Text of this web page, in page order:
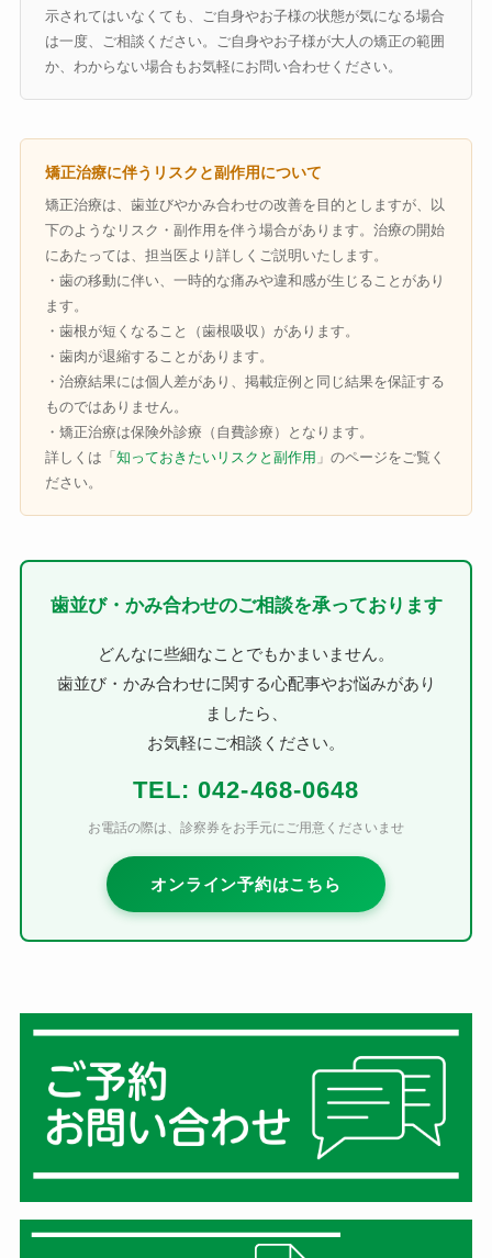
示されてはいなくても、ご自身やお子様の状態が気になる場合
は一度、ご相談ください。ご自身やお子様が大人の矯正の範囲
か、わからない場合もお気軽にお問い合わせください。
矯正治療に伴うリスクと副作用について
矯正治療は、歯並びやかみ合わせの改善を目的としますが、以
下のようなリスク・副作用を伴う場合があります。治療の開始
にあたっては、担当医より詳しくご説明いたします。
・歯の移動に伴い、一時的な痛みや違和感が生じることがあり
ます。
・歯根が短くなること（歯根吸収）があります。
・歯肉が退縮することがあります。
・治療結果には個人差があり、掲載症例と同じ結果を保証する
ものではありません。
・矯正治療は保険外診療（自費診療）となります。
詳しくは「 知っておきたいリスクと副作用 」のページをご覧く
ださい。
歯並び・かみ合わせのご相談を承っております
どんなに些細なことでもかまいません。
歯並び・かみ合わせに関する心配事やお悩みがあり
ましたら、
お気軽にご相談ください。
TEL: 042-468-0648
お電話の際は、診察券をお手元にご用意くださいませ
オンライン予約はこちら